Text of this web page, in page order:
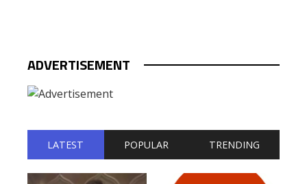
LATEST POPULAR TRENDING